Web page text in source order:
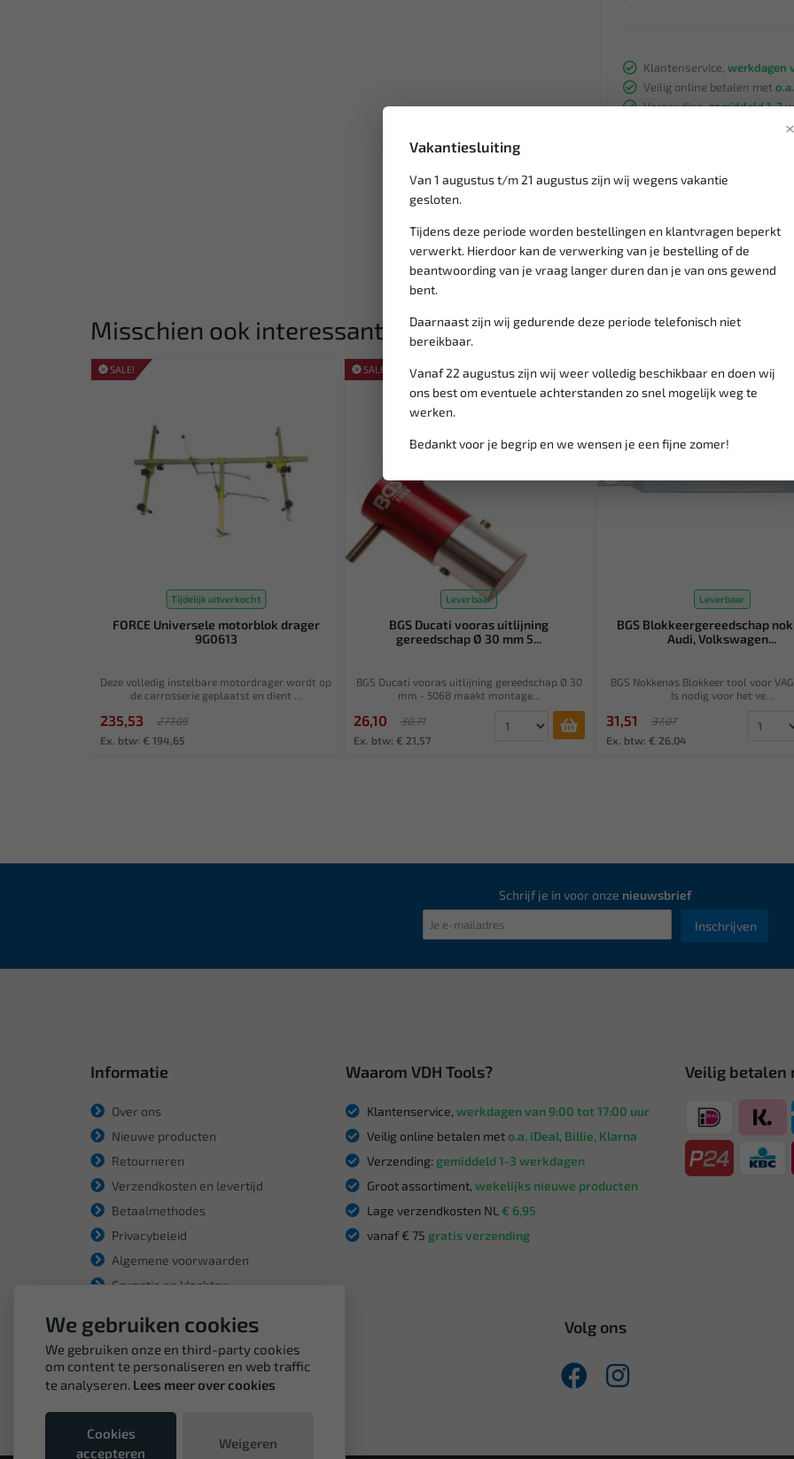
×
Vakantiesluiting
Van 1 augustus t/m 21 augustus zijn wij wegens vakantie
gesloten.
Tijdens deze periode worden bestellingen en klantvragen beperkt
verwerkt. Hierdoor kan de verwerking van je bestelling of de
beantwoording van je vraag langer duren dan je van ons gewend
bent.
Daarnaast zijn wij gedurende deze periode telefonisch niet
bereikbaar.
Vanaf 22 augustus zijn wij weer volledig beschikbaar en doen wij
ons best om eventuele achterstanden zo snel mogelijk weg te
werken.
Bedankt voor je begrip en we wensen je een fijne zomer!
Klantenservice, werkdagen
Veilig online betalen met
Verzending:gemiddeld 1-3
Misschien ook interessant:
SALE!
Tijdelijk uitverkocht
FORCE Universele motorblok drager
9G0613
Deze volledig instelbare motordrager wordt op
de carrosserie geplaatst en dient ...
235,53
277,09
Ex. btw: € 194,65
SALE!
Leverbaar
BGS Ducati vooras uitlijning
gereedschap Ø 30 mm 5...
BGS Ducati vooras uitlijning gereedschap Ø 30
mm - 5068 maakt montage...
26,10
30,71
Ex. btw: € 21,57
SALE!
Leverbaar
BGS Blokkeergereedschap
Audi, Volkswagen...
BGS Nokkenas Blokkeer tool voor
Is nodig voor het ve...
31,51
37,07
Ex. btw: € 26,04
Schrijf je in voor onze nieuwsbrief
Inschrijven
Informatie
Over ons
Nieuwe producten
Retourneren
Verzendkosten en levertijd
Betaalmethodes
Privacybeleid
Algemene voorwaarden
Garantie en klachten
Waarom VDH Tools?
Klantenservice, werkdagen van 9:00 tot 17:00 uur
Veilig online betalen meto.a. iDeal, Billie, Klarna
Verzending: gemiddeld 1-3 werkdagen
Groot assortiment, wekelijks nieuwe producten
Lage verzendkosten NL € 6,95
vanaf € 75 gratis verzending
Veilig betalen
Volg ons
We gebruiken cookies
We gebruiken onze en third-party cookies
om content te personaliseren en web traffic
te analyseren. Lees meer over cookies
Cookies
accepteren
Weigeren